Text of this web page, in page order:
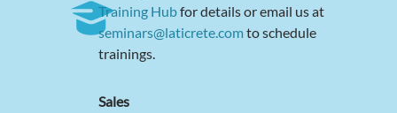
Training Hubfor details or email us at
seminars@laticrete.com to schedule
trainings.
Sales